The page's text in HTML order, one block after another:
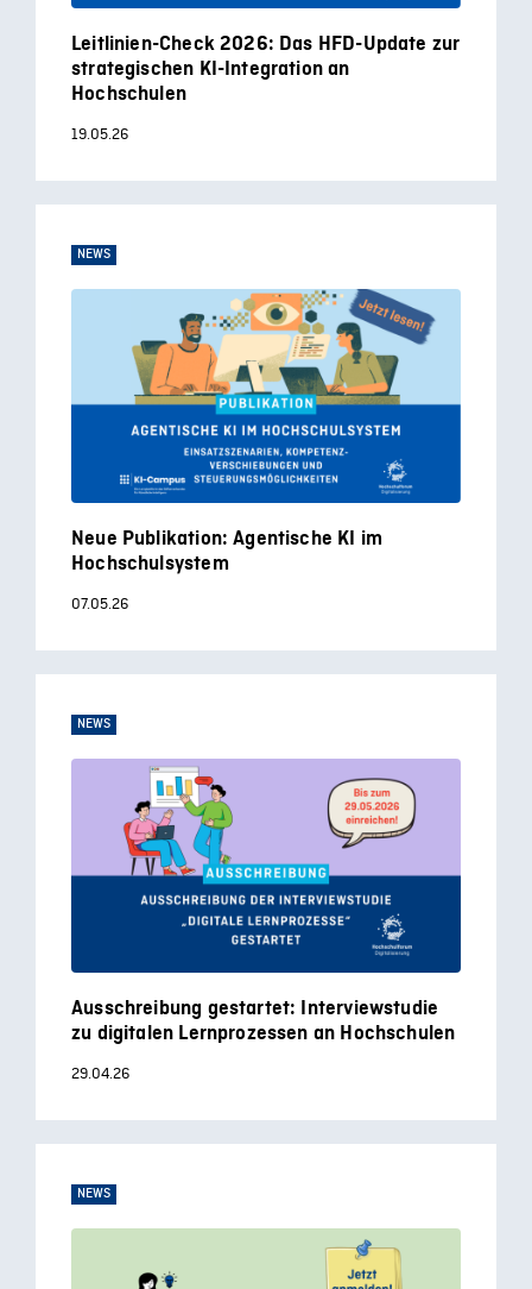
Leitlinien-Check 2026: Das HFD-Update zur
strategischen KI-Integration an
Hochschulen
19.05.26
NEWS
Neue Publikation: Agentische KI im
Hochschulsystem
07.05.26
NEWS
Ausschreibung gestartet: Interviewstudie
zu digitalen Lernprozessen an Hochschulen
29.04.26
NEWS